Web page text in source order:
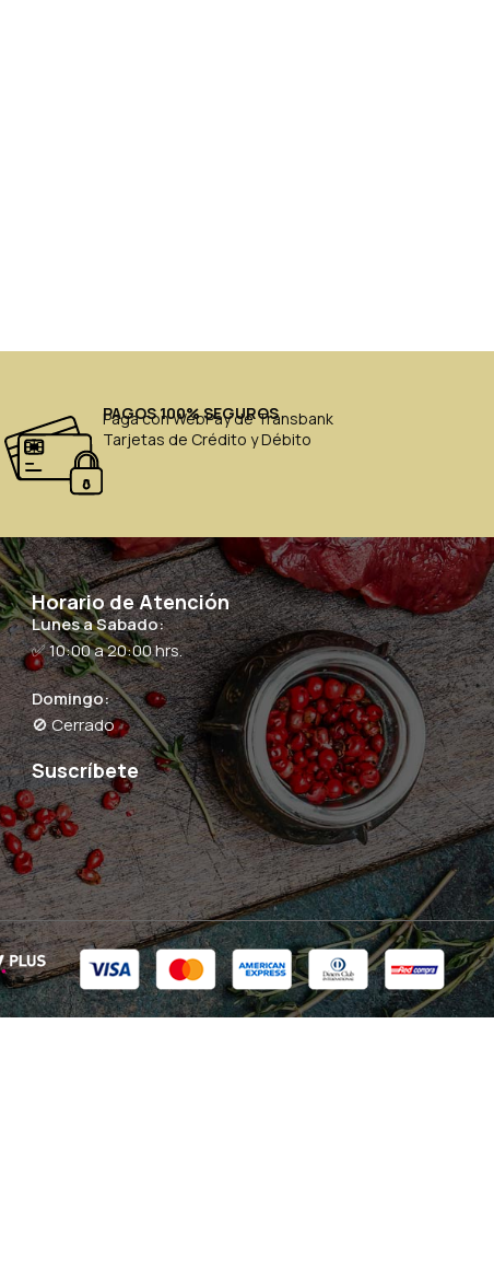
PAGOS 100% SEGUROS
Paga con WebPay de Transbank
Tarjetas de Crédito y Débito
Horario de Atención
Lunes a Sabado:
✅ 10:00 a 20:00 hrs.
Domingo:
🚫 Cerrado
Suscríbete